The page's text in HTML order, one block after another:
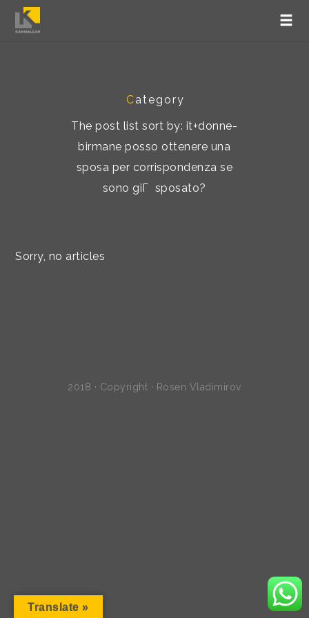
Category
The post list sort by: it+donne-
birmane posso ottenere una
sposa per corrispondenza se
sono giГ sposato?
Sorry, no articles
2018 · Copyright · Rosen Vladimirov
Translate »